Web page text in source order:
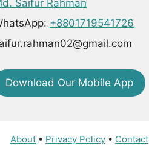
Saifur Rahman
+8801719541726
Download Our Mobile App
About • Privacy Policy • Contact